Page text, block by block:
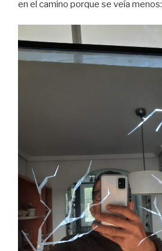
en el camino porque se veía menos: